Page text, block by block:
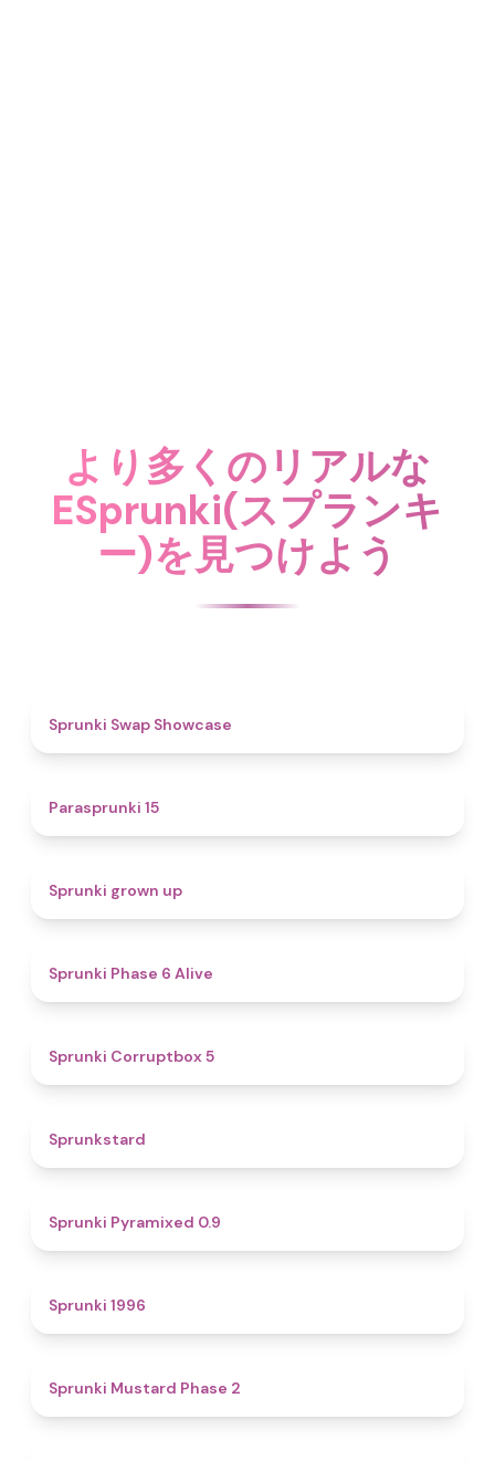
より多くのリアルな
ESprunki(スプランキ
ー)を見つけよう
Sprunki Swap Showcase
Parasprunki 15
Sprunki grown up
Sprunki Phase 6 Alive
Sprunki Corruptbox 5
Sprunkstard
Sprunki Pyramixed 0.9
Sprunki 1996
Sprunki Mustard Phase 2